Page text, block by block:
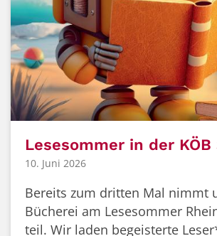
Lesesommer in der
10. Juni 2026
Bereits zum dritten Mal nimmt
Bücherei am Lesesommer
teil. Wir laden begeisterte